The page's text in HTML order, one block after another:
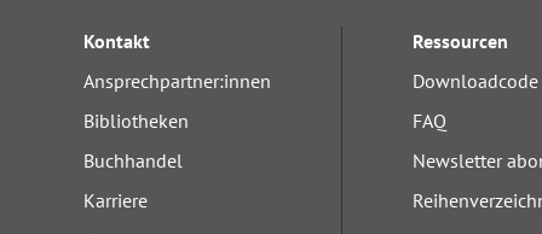
Kontakt
Ansprechpartner:innen
Bibliotheken
Buchhandel
Karriere
Ressourcen
FAQ
Newsletter